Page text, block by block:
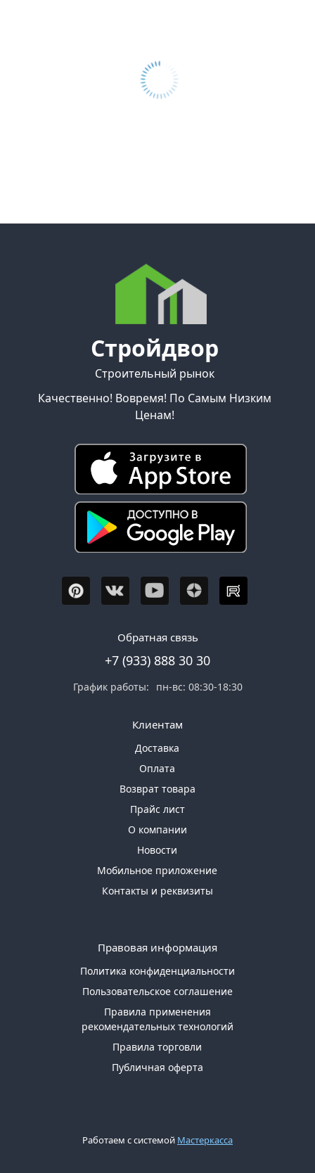
Стройдвор
Строительный рынок
Качественно! Вовремя! По Самым Низким
Ценам!
Обратная связь
+7 (933) 888 30 30
График работы: пн-вс: 08:30-18:30
Клиентам
Доставка
Оплата
Возврат товара
Прайс лист
О компании
Новости
Мобильное приложение
Контакты и реквизиты
Правовая информация
Политика конфиденциальности
Пользовательское соглашение
Правила применения
рекомендательных технологий
Правила торговли
Публичная оферта
Работаем с системой Мастеркасса